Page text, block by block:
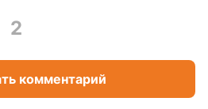
2
комментарий